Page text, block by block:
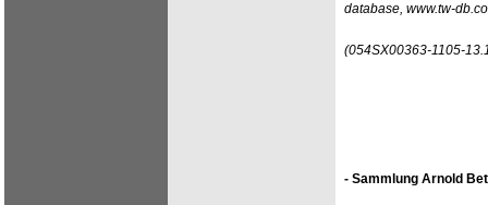
database, www.tw-
(054SX00363-1105-
- Sammlung Arnold